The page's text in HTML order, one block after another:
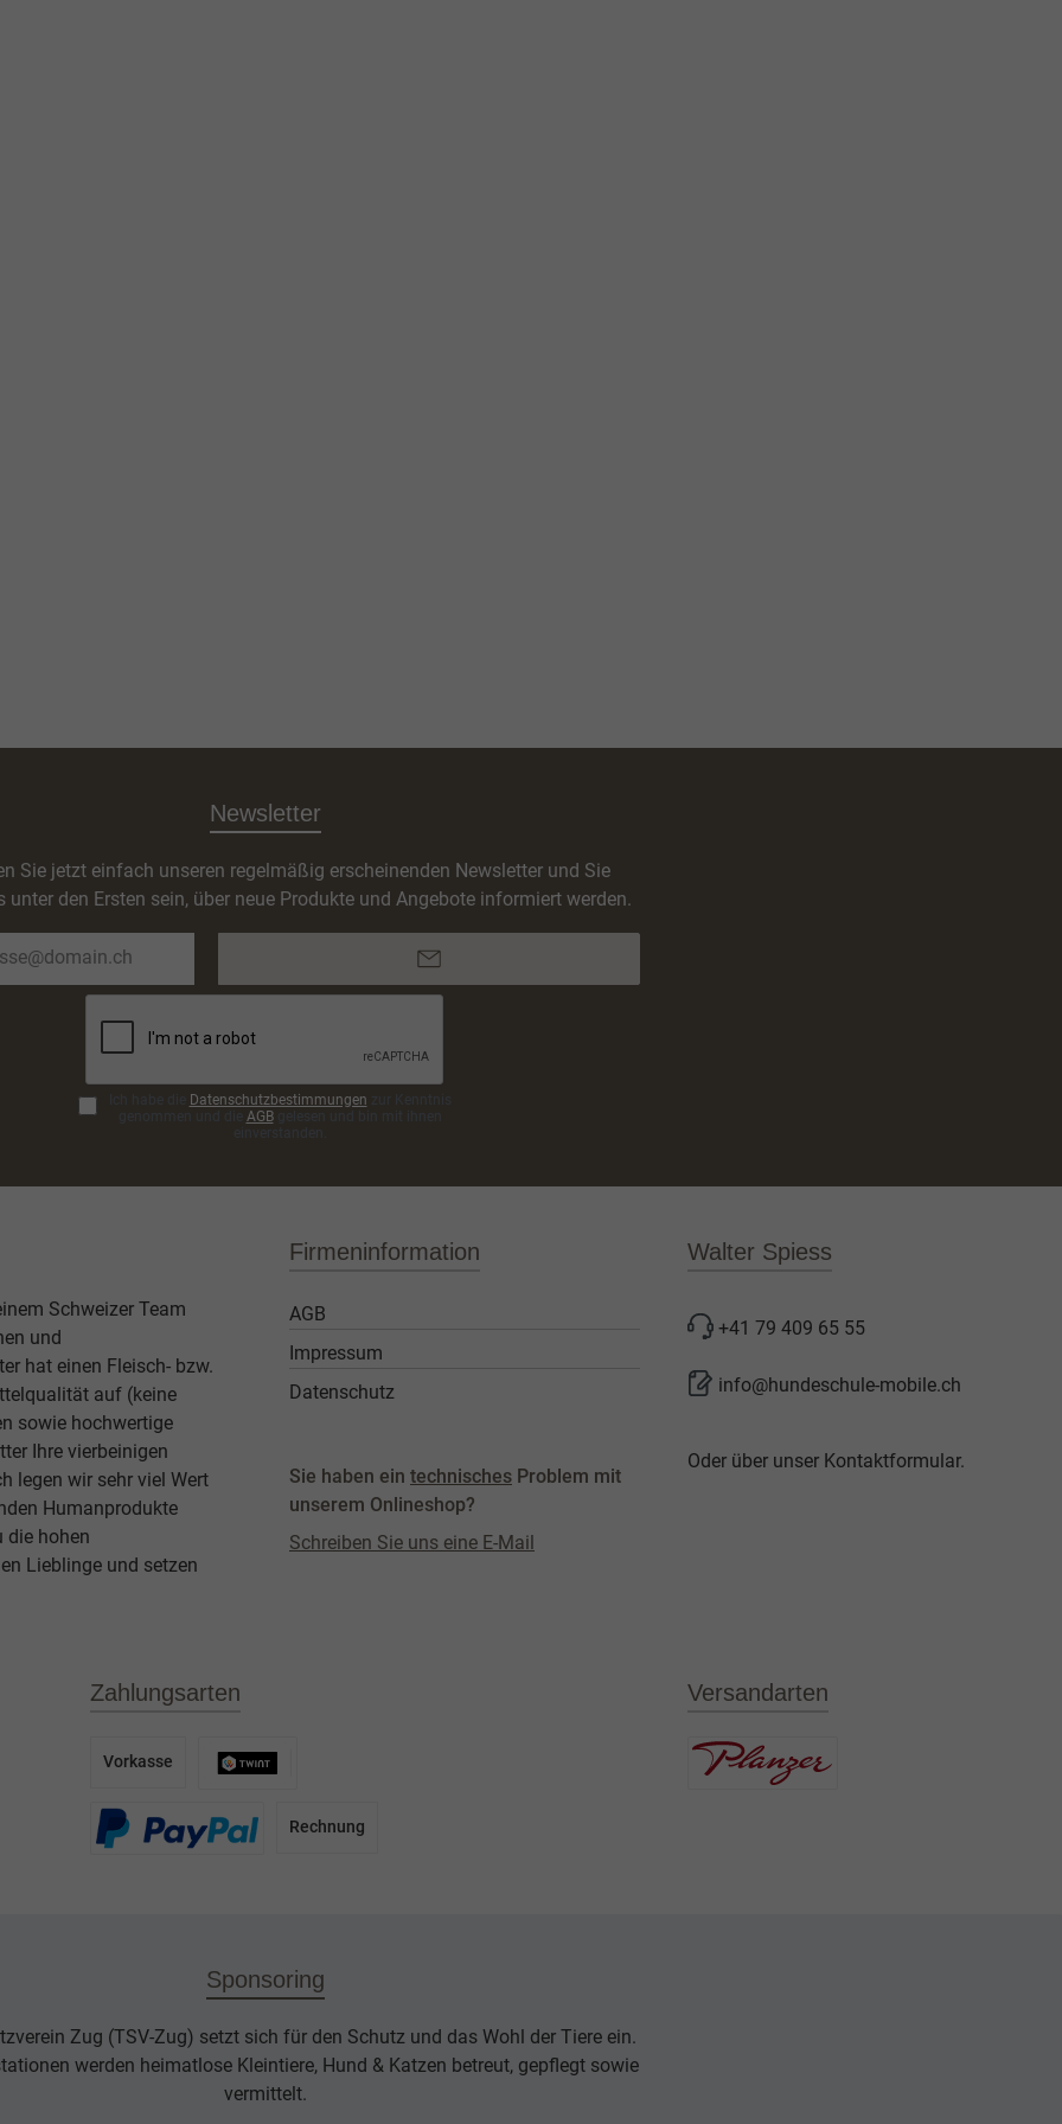
Newsletter
Sie jetzt einfach unseren regelmäßig erscheinenden Newsletter und Sie
unter den Ersten sein, über neue Produkte und Angebote informiert werden.
Mail-
Adresse*
Datenschutzbestimmungen
AGBgelesen und bin mit ihnen
Schweizer Team
und
hat einen Fleisch- bzw.
auf (keine
sowie hochwertige
Ihre vierbeinigen
legen wir sehr viel Wert
Humanprodukte
die hohen
Lieblinge und setzen
Firmeninformation
AGB
Impressum
Datenschutz
Sie haben ein technisches Problem mit
unserem Onlineshop?
Schreiben Sie uns eine E-Mail
Walter Spiess
+41 79 409 65 55
info@hundeschule-mobile.ch
Oder über unser Kontaktformular.
Zahlungsarten
Vorkasse
Rechnung
Versandarten
Sponsoring
Zug (TSV-Zug) setzt sich für den Schutz und das Wohl der Tiere ein.
werden heimatlose Kleintiere, Hund & Katzen betreut, gepflegt sowie
vermittelt.